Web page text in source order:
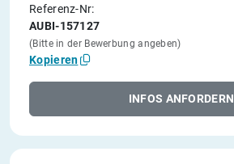
Referenz-Nr:
AUBI-157127
(Bitte in der Bewerbung angeben)
Kopieren
INFOS ANFORDERN